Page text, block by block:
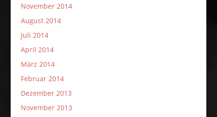
November 2014
August 2014
Juli 2014
April 2014
März 2014
Februar 2014
Dezember 2013
November 2013